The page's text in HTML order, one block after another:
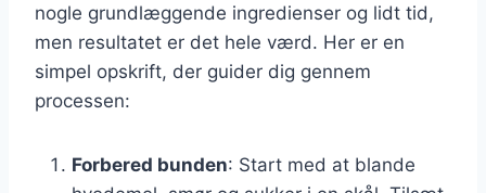
nogle grundlæggende ingredienser og lidt tid,
men resultatet er det hele værd. Her er en
simpel opskrift, der guider dig gennem
processen:
Forbered bunden: Start med at blande